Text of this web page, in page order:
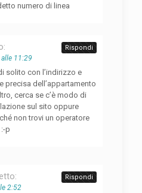
numero di linea
11:29
solito con l’indirizzo e
precisa dell’appartamento
cerca se c’è modo di
sul sito oppure
non trovi un operatore
p
Rispondi
2:52
Rispondi